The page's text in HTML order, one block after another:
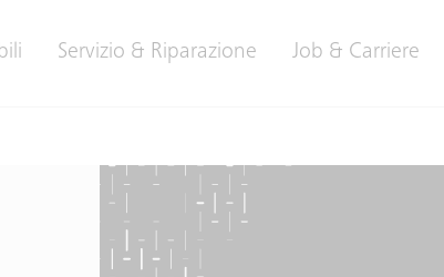
Servizio & Riparazione Job & Carriere